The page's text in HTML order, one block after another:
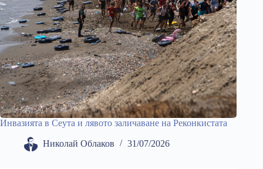
Инвазията в Сеута и лявото заличаване на Реконкистата
Николай Облаков 31/07/2026